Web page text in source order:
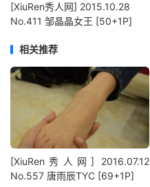
[XiuRen秀人网] 2015.10.28
No.411 邹晶晶女王 [50+1P]
相关推荐
[XiuRen秀人网] 2016.07.12
No.557 唐雨辰TYC [69+1P]